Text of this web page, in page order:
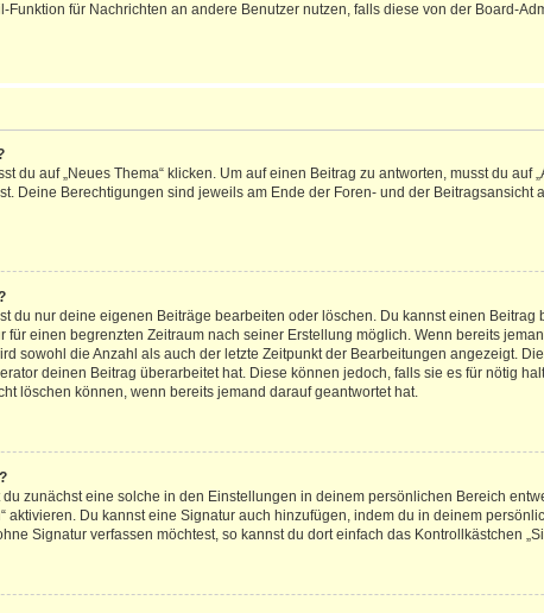
für Nachrichten an andere Benutzer nutzen, falls diese von der Board-
du auf „Neues Thema“ klicken. Um auf einen Beitrag zu antworten, musst du auf
Deine Berechtigungen sind jeweils am Ende der Foren- und der Beitragsansicht
du nur deine eigenen Beiträge bearbeiten oder löschen. Du kannst einen Beitrag
einen begrenzten Zeitraum nach seiner Erstellung möglich. Wenn bereits
sowohl die Anzahl als auch der letzte Zeitpunkt der Bearbeitungen angezeigt.
deinen Beitrag überarbeitet hat. Diese können jedoch, falls sie es für nötig
löschen können, wenn bereits jemand darauf geantwortet hat.
zunächst eine solche in den Einstellungen in deinem persönlichen Bereich
aktivieren. Du kannst eine Signatur auch hinzufügen, indem du in deinem
Signatur verfassen möchtest, so kannst du dort einfach das Kontrollkästchen